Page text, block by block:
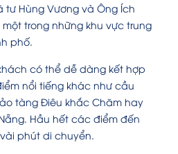
tư Hùng Vương và Ông Ích
trong những khu vực trung
phố.
có thể dễ dàng kết hợp
nổi tiếng khác như cầu
tàng Điêu khắc Chăm hay
Hầu hết các điểm đến
phút di chuyển.